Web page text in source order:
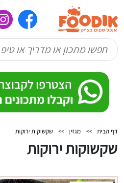
דף הבית >> מגזין >> שקשוקות ירוקות
שקשוקות ירוקות